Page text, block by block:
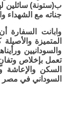
ب(ستونة) سائلين
جناته مع الشهداء
وابانت السفارة
المتميزة
والسودانيين
تعمل بإخلاص
السكن والإعاشة
السوداني في مصر